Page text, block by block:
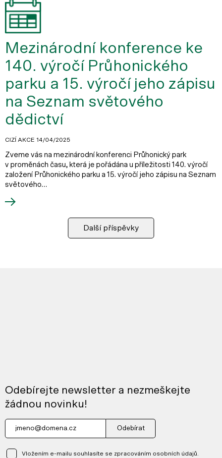
Mezinárodní konference ke
140. výročí Průhonického
parku a 15. výročí jeho zápisu
na Seznam světového
dědictví
CIZÍ AKCE 14/04/2025
Zveme vás na mezinárodní konferenci Průhonický park
v proměnách času, která je pořádána u příležitosti 140. výročí
založení Průhonického parku a 15. výročí jeho zápisu na Seznam
světového…
Další příspěvky
Odebírejte newsletter a nezmeškejte
žádnou novinku!
Odebírat
Vložením e-mailu souhlasíte se zpracováním osobních údajů.